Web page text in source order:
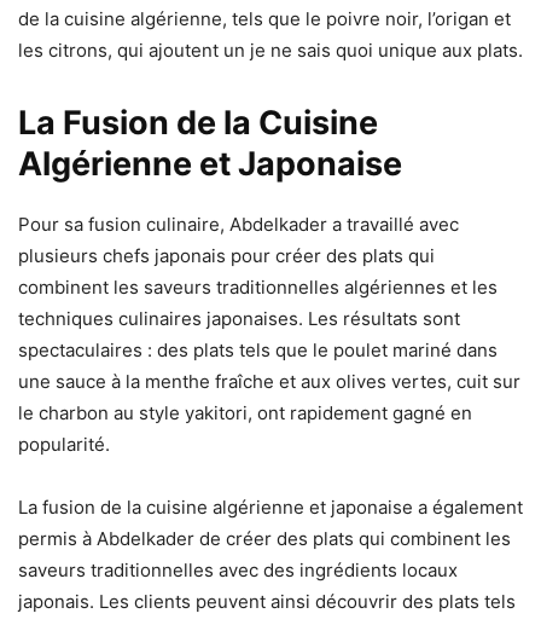
de la cuisine algérienne, tels que le poivre noir, l’origan et
les citrons, qui ajoutent un je ne sais quoi unique aux plats.
La Fusion de la Cuisine
Algérienne et Japonaise
Pour sa fusion culinaire, Abdelkader a travaillé avec
plusieurs chefs japonais pour créer des plats qui
combinent les saveurs traditionnelles algériennes et les
techniques culinaires japonaises. Les résultats sont
spectaculaires : des plats tels que le poulet mariné dans
une sauce à la menthe fraîche et aux olives vertes, cuit sur
le charbon au style yakitori, ont rapidement gagné en
popularité.
La fusion de la cuisine algérienne et japonaise a également
permis à Abdelkader de créer des plats qui combinent les
saveurs traditionnelles avec des ingrédients locaux
japonais. Les clients peuvent ainsi découvrir des plats tels